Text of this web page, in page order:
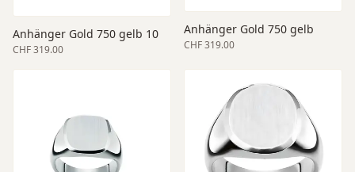
Anhänger Gold 750 gelb 10
CHF 319.00
Anhänger Gold 750 gelb
CHF 319.00